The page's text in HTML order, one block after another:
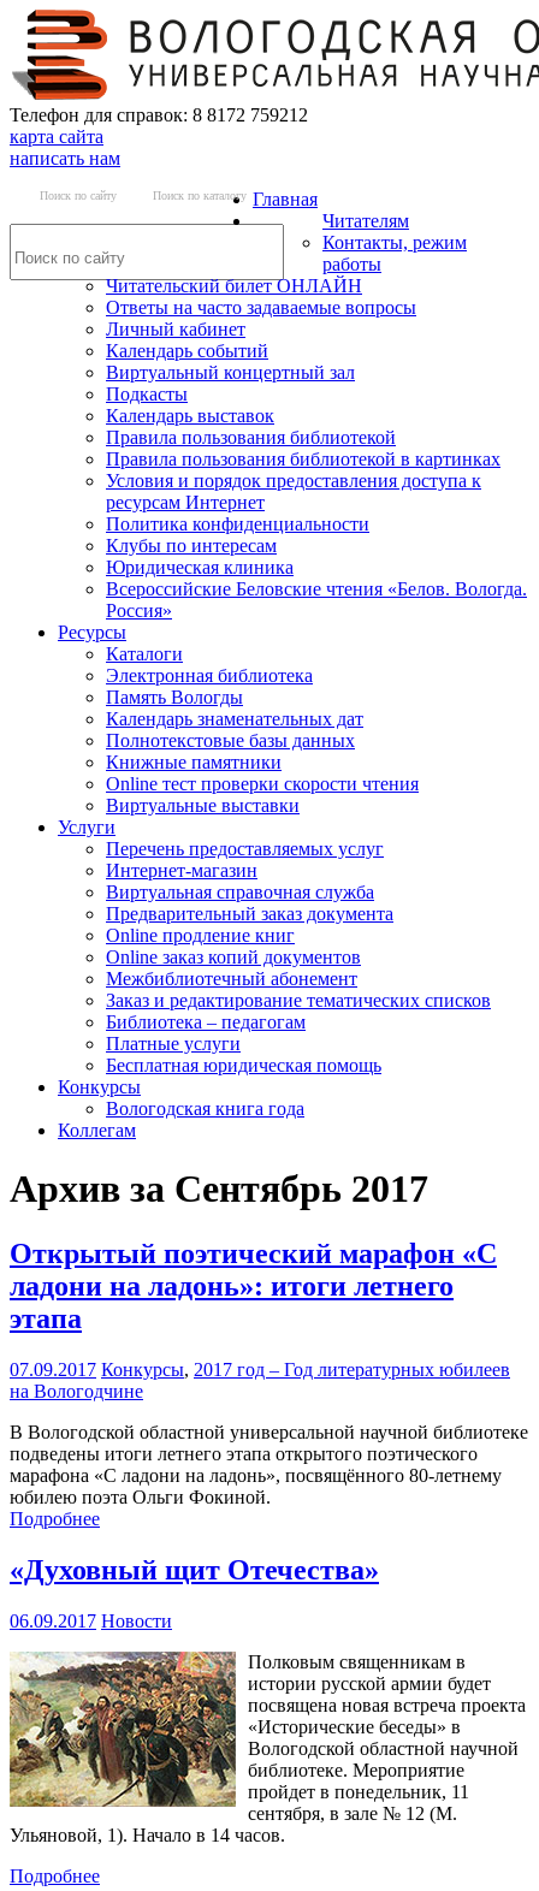
Телефон для справок: 8 8172 759212
карта сайта
написать нам
Поиск по сайту Поиск по каталогу Главная
Читателям
Контакты, режим
работы
Читательский билет ОНЛАЙН
Ответы на часто задаваемые вопросы
Личный кабинет
Календарь событий
Виртуальный концертный зал
Подкасты
Календарь выставок
Правила пользования библиотекой
Правила пользования библиотекой в картинках
Условия и порядок предоставления доступа к
ресурсам Интернет
Политика конфиденциальности
Клубы по интересам
Юридическая клиника
Всероссийские Беловские чтения «Белов. Вологда.
Россия»
Ресурсы
Каталоги
Электронная библиотека
Память Вологды
Календарь знаменательных дат
Полнотекстовые базы данных
Книжные памятники
Online тест проверки скорости чтения
Виртуальные выставки
Услуги
Перечень предоставляемых услуг
Интернет-магазин
Виртуальная справочная служба
Предварительный заказ документа
Online продление книг
Online заказ копий документов
Межбиблиотечный абонемент
Заказ и редактирование тематических списков
Библиотека – педагогам
Платные услуги
Бесплатная юридическая помощь
Конкурсы
Вологодская книга года
Коллегам
Архив за Сентябрь 2017
Открытый поэтический марафон «С
ладони на ладонь»: итоги летнего
этапа
07.09.2017 Конкурсы, 2017 год – Год литературных юбилеев
на Вологодчине
В Вологодской областной универсальной научной библиотеке
подведены итоги летнего этапа открытого поэтического
марафона «С ладони на ладонь», посвящённого 80-летнему
юбилею поэта Ольги Фокиной.
Подробнее
«Духовный щит Отечества»
06.09.2017 Новости
Полковым священникам в
истории русской армии будет
посвящена новая встреча проекта
«Исторические беседы» в
Вологодской областной научной
библиотеке. Мероприятие
пройдет в понедельник, 11
сентября, в зале № 12 (М.
Ульяновой, 1). Начало в 14 часов.
Подробнее